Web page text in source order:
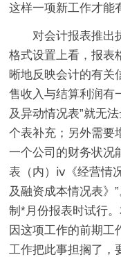
这样一项新工作才能
对会计报表推出
格式设置上看，报表
晰地反映会计的有关
售收入与结算利润有
及异动情况表”就无
个表补充；另外需要
一个公司的财务状况
表（内）ⅳ《经营情
及融资成本情况表》
制*月份报表时试行
因这项工作的前期工
工作把此事担搁了，